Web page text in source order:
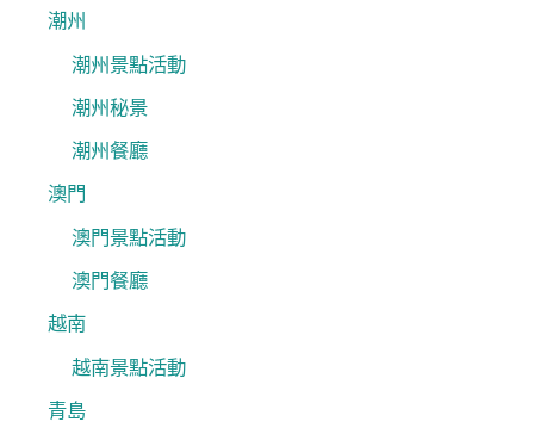
潮州
潮州景點活動
潮州秘景
潮州餐廳
澳門
澳門景點活動
澳門餐廳
越南
越南景點活動
青島